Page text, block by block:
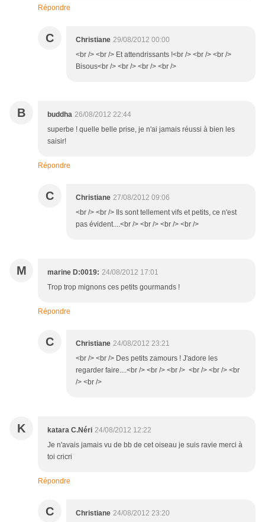
Répondre
C Christiane 29/08/2012 00:00
<br /> <br /> Et attendrissants !<br /> <br /> <br />
Bisous<br /> <br /> <br /> <br />
B buddha 26/08/2012 22:44
superbe ! quelle belle prise, je n'ai jamais réussi à bien les
saisir!
Répondre
C Christiane 27/08/2012 09:06
<br /> <br /> Ils sont tellement vifs et petits, ce n'est
pas évident....<br /> <br /> <br /> <br />
M marine D:0019: 24/08/2012 17:01
Trop trop mignons ces petits gourmands !
Répondre
C Christiane 24/08/2012 23:21
<br /> <br /> Des petits zamours ! J'adore les
regarder faire....<br /> <br /> <br /> <br /> <br /> <br
/> <br />
K katara C.Néri 24/08/2012 12:22
Je n'avais jamais vu de bb de cet oiseau je suis ravie merci à
toi cricri
Répondre
C Christiane 24/08/2012 23:20